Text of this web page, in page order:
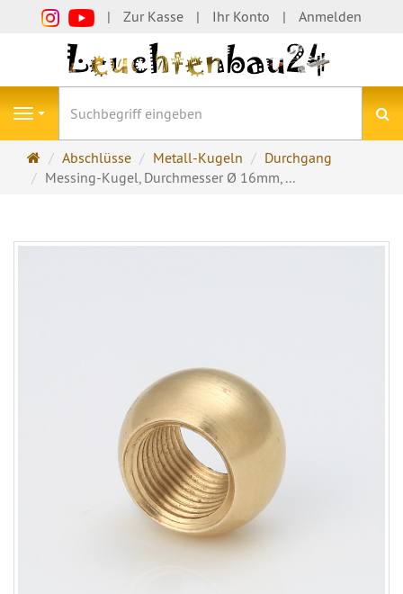
Zur Kasse Ihr Konto Anmelden
Navigation
Startseite
Abschlüsse Metall-Kugeln
Durchgang
Messing-Kugel, Durchmesser Ø 16mm, ...